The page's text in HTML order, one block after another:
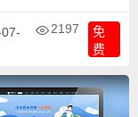
缩门、电动卷闸类的
用该模板。
2197
免
费